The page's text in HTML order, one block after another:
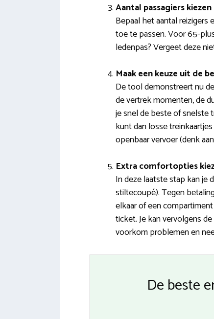
Aantal passagiers kiezen
Bepaal het aantal reizigers
toe te passen. Voor 65-
ledenpas? Vergeet deze
Maak een keuze uit de
De tool demonstreert nu
de vertrek momenten, de
je snel de beste of snelste
kunt dan losse
openbaar vervoer (denk
Extra comfortopties
In deze laatste stap kan je
stiltecoupé). Tegen
elkaar of een
ticket. Je kan vervolgens
voorkom problemen en
De beste